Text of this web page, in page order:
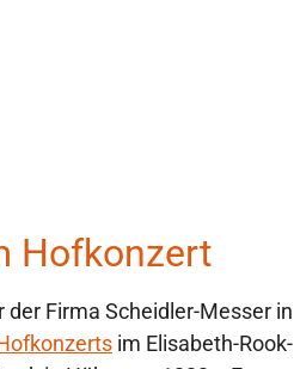
Hofkonzert
der Firma Scheidler-Messer in
im Elisabeth-Rook-